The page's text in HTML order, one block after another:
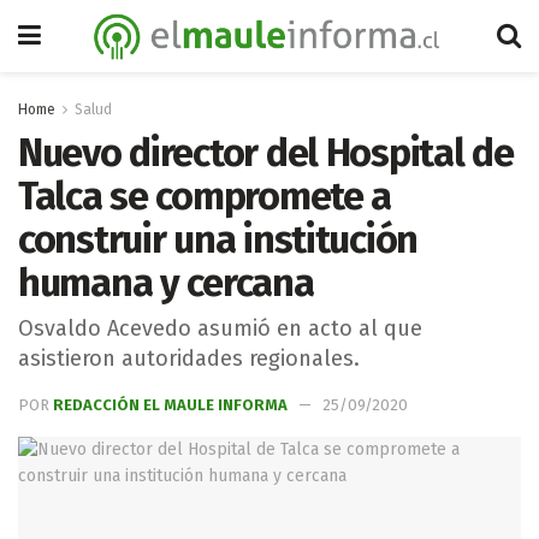
Home Salud
Nuevo director del Hospital de
Talca se compromete a
construir una institución
humana y cercana
Osvaldo Acevedo asumió en acto al que
asistieron autoridades regionales.
POR REDACCIÓN EL MAULE INFORMA 25/09/2020